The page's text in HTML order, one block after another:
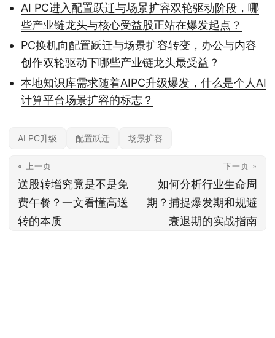
AI PC进入配置跃迁与场景扩容双轮驱动阶段，哪
些产业链龙头与核心受益股正站在爆发起点？
PC换机向配置跃迁与场景扩容转变，办公与内容
创作双轮驱动下哪些产业链龙头最受益？
本地知识库需求随着AIPC升级爆发，什么是个人AI
计算平台场景扩容的标志？
AI PC升级 配置跃迁 场景扩容
« 上一页
送股转增究竟是不是免
费午餐？一文看懂高送
转的本质
下一页 »
如何分析行业生命周
期？捕捉爆发期和规避
衰退期的实战指南